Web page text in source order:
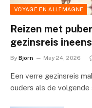
VOYAGE EN ALLEMAGNE
Reizen met
gezinsreis
By Bjorn May 24, 2026
Een verre gezinsreis
ouders als de